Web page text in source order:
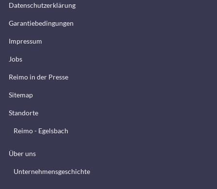
Datenschutzerklärung
Garantiebedingungen
Impressum
Jobs
Reimo in der Presse
Sitemap
Standorte
Reimo - Egelsbach
Über uns
Unternehmensgeschichte